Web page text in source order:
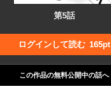
第5話
ログインして読む 165pt
この作品の無料公開中の話へ